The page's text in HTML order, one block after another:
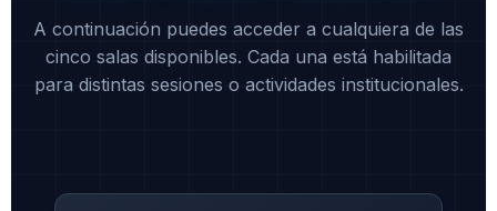
A continuación puedes acceder a cualquiera de las
cinco salas disponibles. Cada una está habilitada
para distintas sesiones o actividades institucionales.